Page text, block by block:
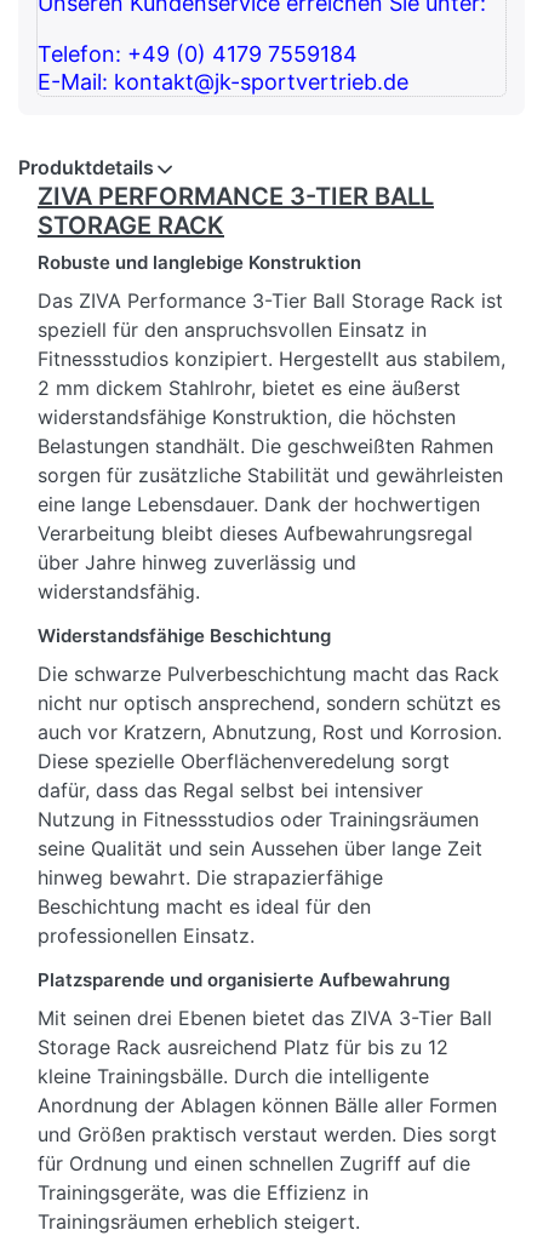
Telefon: +49 (0) 4179 7559184
E-Mail: kontakt@jk-sportvertrieb.de
Produktdetails
ZIVA PERFORMANCE 3-TIER BALL
STORAGE RACK
Robuste und langlebige Konstruktion
Das ZIVA Performance 3-Tier Ball Storage Rack ist
speziell für den anspruchsvollen Einsatz in
Fitnessstudios konzipiert. Hergestellt aus stabilem,
2 mm dickem Stahlrohr, bietet es eine äußerst
widerstandsfähige Konstruktion, die höchsten
Belastungen standhält. Die geschweißten Rahmen
sorgen für zusätzliche Stabilität und gewährleisten
eine lange Lebensdauer. Dank der hochwertigen
Verarbeitung bleibt dieses Aufbewahrungsregal
über Jahre hinweg zuverlässig und
widerstandsfähig.
Widerstandsfähige Beschichtung
Die schwarze Pulverbeschichtung macht das Rack
nicht nur optisch ansprechend, sondern schützt es
auch vor Kratzern, Abnutzung, Rost und Korrosion.
Diese spezielle Oberflächenveredelung sorgt
dafür, dass das Regal selbst bei intensiver
Nutzung in Fitnessstudios oder Trainingsräumen
seine Qualität und sein Aussehen über lange Zeit
hinweg bewahrt. Die strapazierfähige
Beschichtung macht es ideal für den
professionellen Einsatz.
Platzsparende und organisierte Aufbewahrung
Mit seinen drei Ebenen bietet das ZIVA 3-Tier Ball
Storage Rack ausreichend Platz für bis zu 12
kleine Trainingsbälle. Durch die intelligente
Anordnung der Ablagen können Bälle aller Formen
und Größen praktisch verstaut werden. Dies sorgt
für Ordnung und einen schnellen Zugriff auf die
Trainingsgeräte, was die Effizienz in
Trainingsräumen erheblich steigert.